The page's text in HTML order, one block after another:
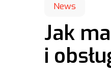
News
Jak
i